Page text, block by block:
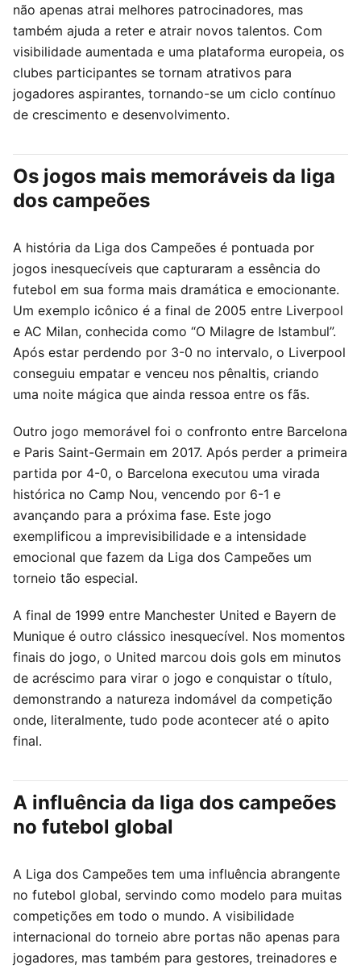
não apenas atrai melhores patrocinadores, mas
também ajuda a reter e atrair novos talentos. Com
visibilidade aumentada e uma plataforma europeia, os
clubes participantes se tornam atrativos para
jogadores aspirantes, tornando-se um ciclo contínuo
de crescimento e desenvolvimento.
Os jogos mais memoráveis da liga
dos campeões
A história da Liga dos Campeões é pontuada por
jogos inesquecíveis que capturaram a essência do
futebol em sua forma mais dramática e emocionante.
Um exemplo icônico é a final de 2005 entre Liverpool
e AC Milan, conhecida como “O Milagre de Istambul”.
Após estar perdendo por 3-0 no intervalo, o Liverpool
conseguiu empatar e venceu nos pênaltis, criando
uma noite mágica que ainda ressoa entre os fãs.
Outro jogo memorável foi o confronto entre Barcelona
e Paris Saint-Germain em 2017. Após perder a primeira
partida por 4-0, o Barcelona executou uma virada
histórica no Camp Nou, vencendo por 6-1 e
avançando para a próxima fase. Este jogo
exemplificou a imprevisibilidade e a intensidade
emocional que fazem da Liga dos Campeões um
torneio tão especial.
A final de 1999 entre Manchester United e Bayern de
Munique é outro clássico inesquecível. Nos momentos
finais do jogo, o United marcou dois gols em minutos
de acréscimo para virar o jogo e conquistar o título,
demonstrando a natureza indomável da competição
onde, literalmente, tudo pode acontecer até o apito
final.
A influência da liga dos campeões
no futebol global
A Liga dos Campeões tem uma influência abrangente
no futebol global, servindo como modelo para muitas
competições em todo o mundo. A visibilidade
internacional do torneio abre portas não apenas para
jogadores, mas também para gestores, treinadores e